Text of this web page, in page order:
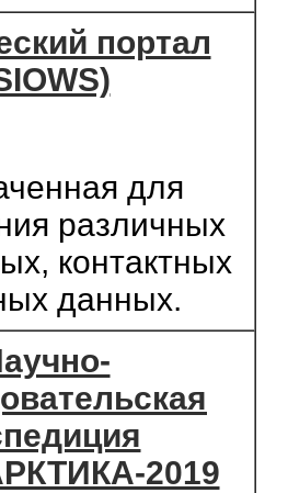
портал
для
различных
контактных
данных.
2019